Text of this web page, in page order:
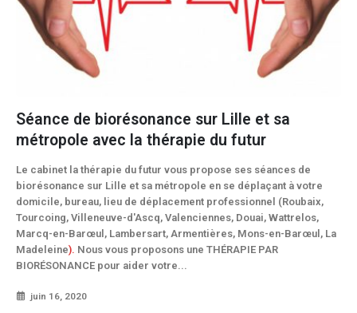
Séance de biorésonance sur Lille et sa
métropole avec la thérapie du futur
Le cabinet la thérapie du futur vous propose ses séances de
biorésonance sur Lille et sa métropole en se déplaçant à votre
domicile, bureau, lieu de déplacement professionnel (Roubaix,
Tourcoing, Villeneuve-d'Ascq, Valenciennes, Douai, Wattrelos,
Marcq-en-Barœul, Lambersart, Armentières, Mons-en-Barœul, La
Madeleine). Nous vous proposons une THÉRAPIE PAR
BIORÉSONANCE pour aider votre...
juin 16, 2020